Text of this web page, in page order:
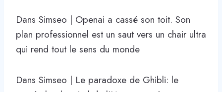
Dans Simseo | Openai a cassé son toit. Son
plan professionnel est un saut vers un chair ultra
qui rend tout le sens du monde
Dans Simseo | Le paradoxe de Ghibli: le